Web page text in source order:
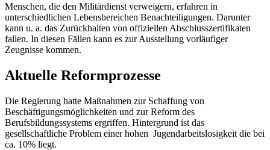
Menschen, die den Militärdienst verweigern, erfahren in
unterschiedlichen Lebensbereichen Benachteiligungen. Darunter
kann u. a. das Zurückhalten von offiziellen Abschlusszertifikaten
fallen. In diesen Fällen kann es zur Ausstellung vorläufiger
Zeugnisse kommen.
Aktuelle Reformprozesse
Die Regierung hatte Maßnahmen zur Schaffung von
Beschäftigungsmöglichkeiten und zur Reform des
Berufsbildungssystems ergriffen. Hintergrund ist das
gesellschaftliche Problem einer hohen Jugendarbeitslosigkeit die bei
ca. 10% liegt.